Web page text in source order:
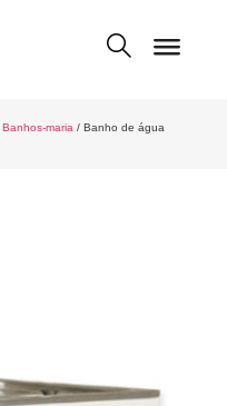
Banhos-maria / Banho de água